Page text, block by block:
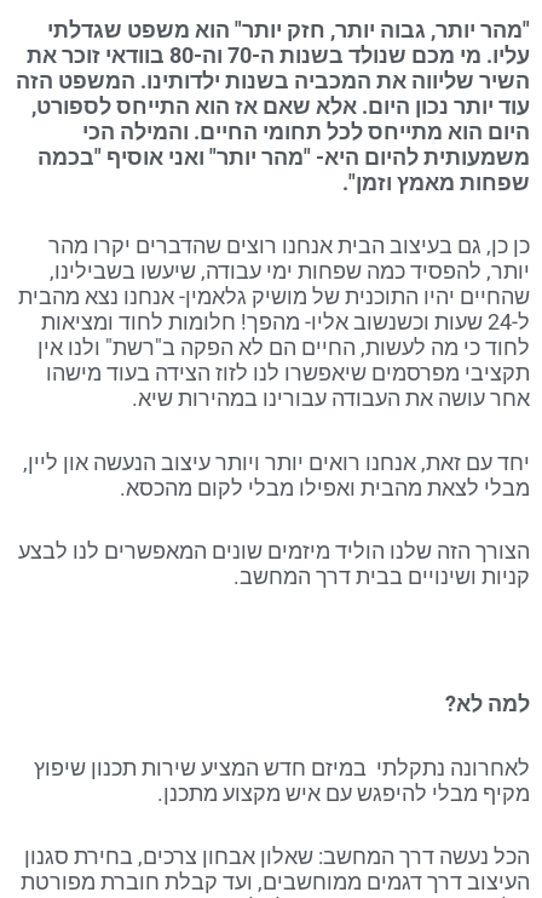
"מהר יותר, גבוה יותר, חזק יותר" הוא משפט שגדלתי
עליו. מי מכם שנולד בשנות ה-70 וה-80 בוודאי זוכר את
השיר שליווה את המכביה בשנות ילדותינו. המשפט הזה
עוד יותר נכון היום. אלא שאם אז הוא התייחס לספורט,
היום הוא מתייחס לכל תחומי החיים. והמילה הכי
משמעותית להיום היא- "מהר יותר" ואני אוסיף "בכמה
שפחות מאמץ וזמן".
כן כן, גם בעיצוב הבית אנחנו רוצים שהדברים יקרו מהר
יותר, להפסיד כמה שפחות ימי עבודה, שיעשו בשבילינו,
שהחיים יהיו התוכנית של מושיק גלאמין- אנחנו נצא מהבית
ל-24 שעות וכשנשוב אליו- מהפך! חלומות לחוד ומציאות
לחוד כי מה לעשות, החיים הם לא הפקה ב"רשת" ולנו אין
תקציבי מפרסמים שיאפשרו לנו לזוז הצידה בעוד מישהו
אחר עושה את העבודה עבורינו במהירות שיא.
יחד עם זאת, אנחנו רואים יותר ויותר עיצוב הנעשה און ליין,
מבלי לצאת מהבית ואפילו מבלי לקום מהכסא.
הצורך הזה שלנו הוליד מיזמים שונים המאפשרים לנו לבצע
קניות ושינויים בבית דרך המחשב.
למה לא?
לאחרונה נתקלתי במיזם חדש המציע שירות תכנון שיפוץ
מקיף מבלי להיפגש עם איש מקצוע מתכנן.
הכל נעשה דרך המחשב: שאלון אבחון צרכים, בחירת סגנון
העיצוב דרך דגמים ממוחשבים, ועד קבלת חוברת מפורטת